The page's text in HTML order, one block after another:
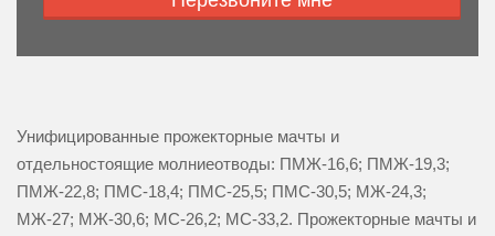
Унифицированные прожекторные мачты и
отдельностоящие молниеотводы: ПМЖ-16,6; ПМЖ-19,3;
ПМЖ-22,8; ПМС-18,4; ПМС-25,5; ПМС-30,5; МЖ-24,3;
МЖ-27; МЖ-30,6; МС-26,2; МС-33,2. Прожекторные мачты и